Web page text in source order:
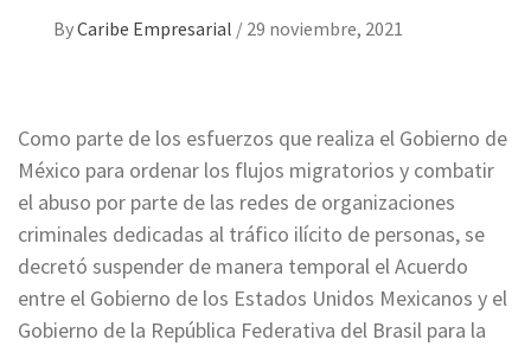
ByCaribe Empresarial / 29 noviembre, 2021
Como parte de los esfuerzos que realiza el Gobierno de
México para ordenar los flujos migratorios y combatir
el abuso por parte de las redes de organizaciones
criminales dedicadas al tráfico ilícito de personas, se
decretó suspender de manera temporal el Acuerdo
entre el Gobierno de los Estados Unidos Mexicanos y el
Gobierno de la República Federativa del Brasil para la